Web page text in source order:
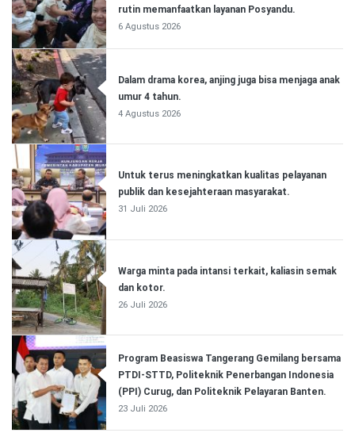
rutin memanfaatkan layanan Posyandu.
6 Agustus 2026
Dalam drama korea, anjing juga bisa menjaga anak
umur 4 tahun.
4 Agustus 2026
Untuk terus meningkatkan kualitas pelayanan
publik dan kesejahteraan masyarakat.
31 Juli 2026
Warga minta pada intansi terkait, kaliasin semak
dan kotor.
26 Juli 2026
Program Beasiswa Tangerang Gemilang bersama
PTDI-STTD, Politeknik Penerbangan Indonesia
(PPI) Curug, dan Politeknik Pelayaran Banten.
23 Juli 2026